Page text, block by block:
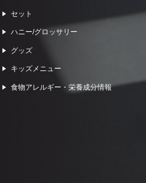
セット
ハニー/グロッサリー
グッズ
キッズメニュー
食物アレルギー・栄養成分情報